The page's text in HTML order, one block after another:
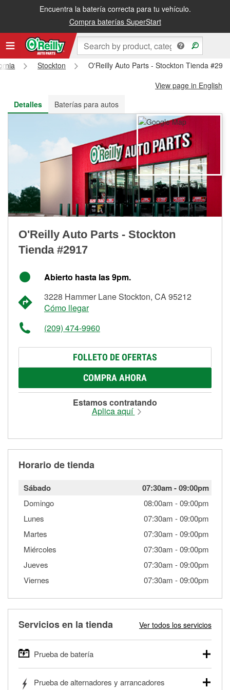
Encuentra la batería correcta para tu vehículo.
Compra baterías SuperStart
Recibe tu orden gratis al día siguiente o recógela en la tienda
Stockton
O'Reilly Auto Parts - Stockton Tienda
View page in English
Detalles
Baterías para autos
O'Reilly Auto Parts - Stockton
Tienda #2917
Abierto hasta las 9pm.
3228 Hammer Lane Stockton, CA 95212
Cómo llegar
(209) 474-9960
FOLLETO DE OFERTAS
COMPRA AHORA
Estamos contratando
Aplica aquí
Horario de tienda
Sábado 07:30am-09:00pm
Domingo 08:00am -09:00pm
Lunes
07:30am -09:00pm
Martes
07:30am -09:00pm
Miércoles
07:30am -09:00pm
Jueves
07:30am -09:00pm
Viernes
07:30am -09:00pm
Servicios en la tienda Ver todos los servicios
Prueba de batería
autos, camionetas, SUVs, vehículos comerciales y
Prueba de alternadores y arrancadores